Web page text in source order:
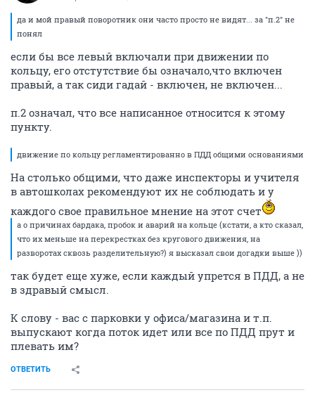
да и мой правый поворотник они часто просто не видят... за "п.2" не
понял
если бы все левый включали при движении по
кольцу, его отстутствие бы означало,что включен
правый, а так сиди гадай - включен, не включен...
п.2 означал, что все написанное относится к этому
пункту.
движение по кольцу регламентированно в ПДД общими основаниями
На столько общими, что даже инспекторы и учителя
в автошколах рекомендуют их не соблюдать и у
каждого свое правильное мнение на этот счет
а о причинах бардака, пробок и аварий на кольце (кстати, а кто сказал,
что их меньше на перекрестках без кругового движения, на
разворотах сквозь разделительную?) я высказал свои догадки выше ))
так будет еще хуже, если каждый упрется в ПДД, а не
в здравый смысл.
К слову - вас с парковки у офиса/магазина и т.п.
выпускают когда поток идет или все по ПДД прут и
плевать им?
ОТВЕТИТЬ